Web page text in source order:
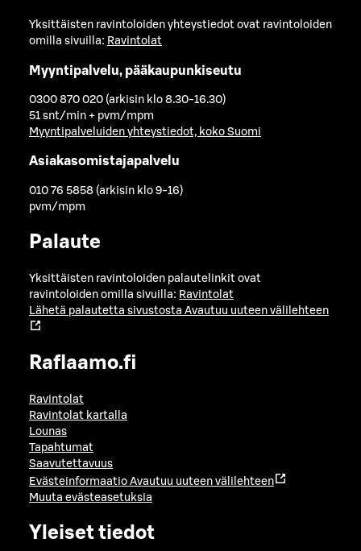
Yksittäisten ravintoloiden yhteystiedot ovat ravintoloiden
omilla sivuilla: Ravintolat
Myyntipalvelu, pääkaupunkiseutu
0300 870 020 (arkisin klo 8.30-16.30)
51 snt/min + pvm/mpm
Myyntipalveluiden yhteystiedot, koko Suomi
Asiakasomistajapalvelu
010 76 5858 (arkisin klo 9-16)
pvm/mpm
Palaute
Yksittäisten ravintoloiden palautelinkit ovat
ravintoloiden omilla sivuilla: Ravintolat
Lähetä palautetta sivustosta Avautuu uuteen välilehteen
Raflaamo.fi
Ravintolat
Ravintolat kartalla
Lounas
Tapahtumat
Saavutettavuus
Evästeinformaatio Avautuu uuteen välilehteen
Muuta evästeasetuksia
Yleiset tiedot